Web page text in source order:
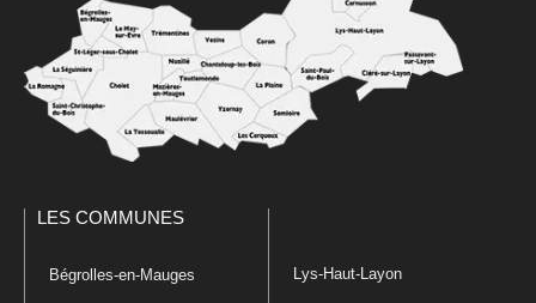
LES COMMUNES
Bégrolles-en-Mauges Lys-Haut-Layon